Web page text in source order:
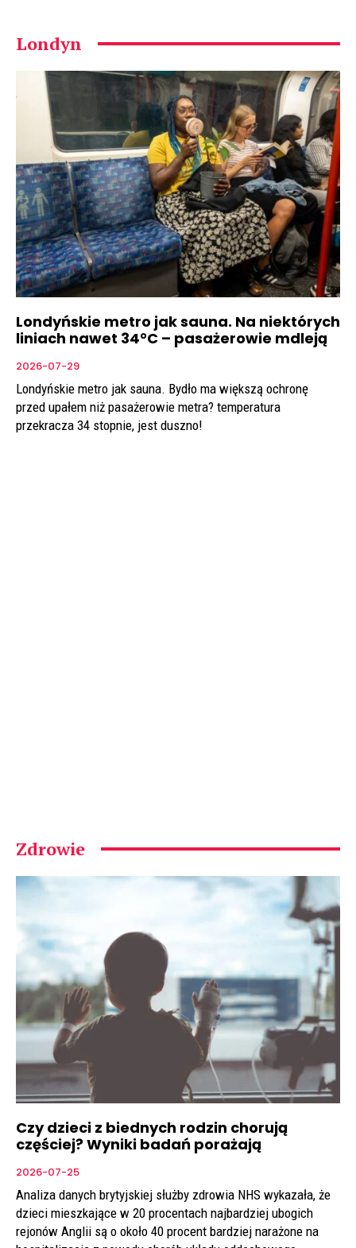
Londyn
Londyńskie metro jak sauna. Na niektórych
liniach nawet 34°C – pasażerowie mdleją
2026-07-29
Londyńskie metro jak sauna. Bydło ma większą ochronę
przed upałem niż pasażerowie metra? temperatura
przekracza 34 stopnie, jest duszno!
Zdrowie
Czy dzieci z biednych rodzin chorują
częściej? Wyniki badań porażają
2026-07-25
Analiza danych brytyjskiej służby zdrowia NHS wykazała, że
dzieci mieszkające w 20 procentach najbardziej ubogich
rejonów Anglii są o około 40 procent bardziej narażone na